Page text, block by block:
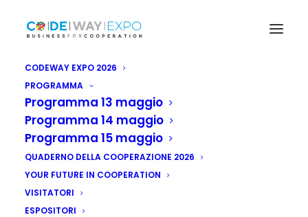
CODEWAY EXPO 2026
PROGRAMMA
Programma 13 maggio
Programma 14 maggio
Programma 15 maggio
QUADERNO DELLA COOPERAZIONE 2026
YOUR FUTURE IN COOPERATION
VISITATORI
ESPOSITORI